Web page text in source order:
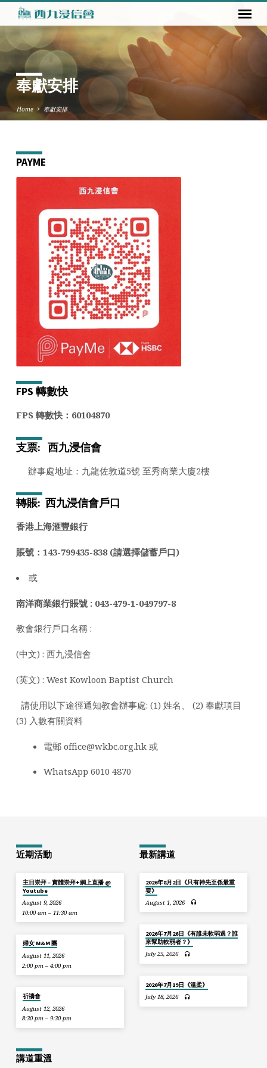
奉獻安排
Home 奉獻安排
奉
獻
PAYME
FPS 轉數快
FPS 轉數快：60104870
支票: 西九浸信會
辦事處地址：九龍佐敦道5號 至秀商業大廈2樓
轉賬: 西九浸信會戶口
香港上海滙豐銀行
賬號：143-799435-838 (請選擇儲蓄戶口)
或
南洋商業銀行賬號 : 043-479-1-049797-8
教會銀行戶口名稱 :
(中文) : 西九浸信會
(英文) : West Kowloon Baptist Church
請使用以下途徑通知教會辦事處: (1) 姓名、 (2) 奉獻項目
(3) 入數有關資料
電郵 office@wkbc.org.hk 或
WhatsApp 6010 4870
近期活動
主日崇拜 – 實體崇拜+網上直播 @
Youtube
August 9, 2026
10:00 am – 11:30 am
婦女 M&M 團
August 11, 2026
2:00 pm – 4:00 pm
祈禱會
August 12, 2026
8:30 pm – 9:30 pm
最新講道
2026年8月2日《只有神先至係最重
要》
August 1, 2026
2026年7月26日《有誰未軟弱過？誰
來幫助軟弱者？》
July 25, 2026
2026年7月19日《溫柔》
July 18, 2026
講道重溫